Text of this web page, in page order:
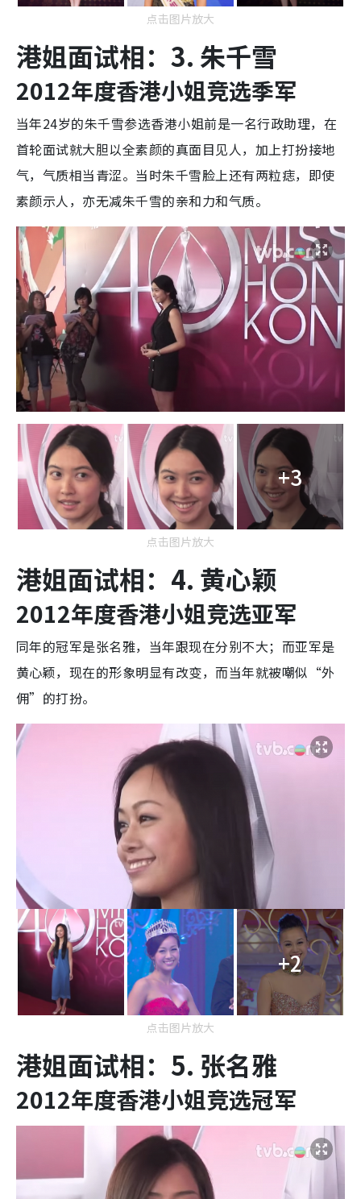
点击图片放大
港姐面试相：3. 朱千雪
2012年度香港小姐竞选季军
当年24岁的朱千雪参选香港小姐前是一名行政助理，在
首轮面试就大胆以全素颜的真面目见人，加上打扮接地
气，气质相当青涩。当时朱千雪脸上还有两粒痣，即使
素颜示人，亦无减朱千雪的亲和力和气质。
+3
点击图片放大
港姐面试相：4. 黄心颖
2012年度香港小姐竞选亚军
同年的冠军是张名雅，当年跟现在分别不大；而亚军是
黄心颖，现在的形象明显有改变，而当年就被嘲似“外
佣”的打扮。
+2
点击图片放大
港姐面试相：5. 张名雅
2012年度香港小姐竞选冠军